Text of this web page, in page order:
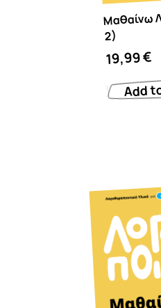
Μαθαίνω
2)
19,99€
Add